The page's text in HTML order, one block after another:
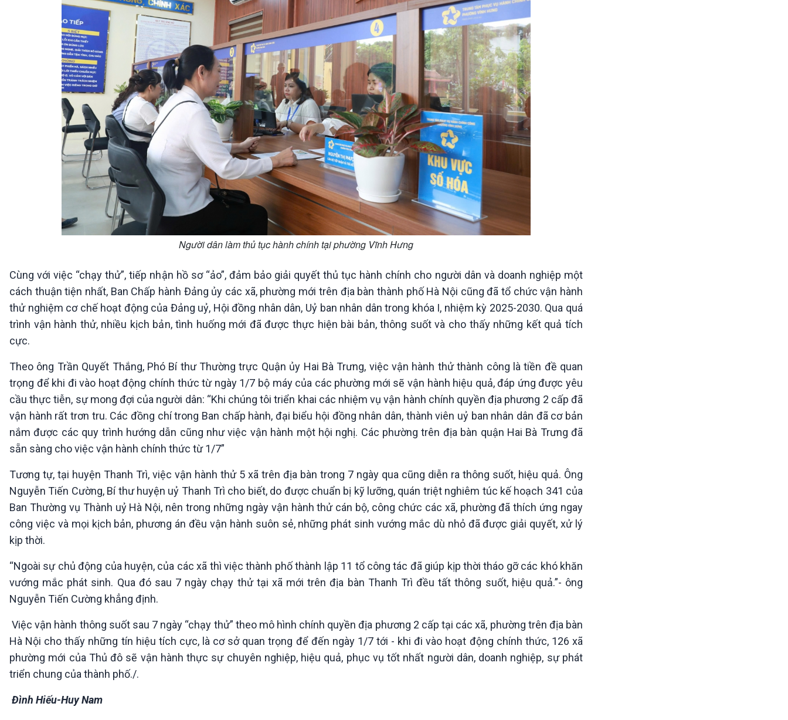
Người dân làm thủ tục hành chính tại phường Vĩnh Hưng
Cùng với việc “chạy thử”, tiếp nhận hồ sơ “ảo”, đảm bảo giải quyết thủ tục hành chính cho người dân và doanh nghiệp một
cách thuận tiện nhất, Ban Chấp hành Đảng ủy các xã, phường mới trên địa bàn thành phố Hà Nội cũng đã tổ chức vận hành
thử nghiệm cơ chế hoạt động của Đảng uỷ, Hội đồng nhân dân, Uỷ ban nhân dân trong khóa I, nhiệm kỳ 2025-2030. Qua quá
trình vận hành thử, nhiều kịch bản, tình huống mới đã được thực hiện bài bản, thông suốt và cho thấy những kết quả tích
cực.
Theo ông Trần Quyết Thắng, Phó Bí thư Thường trực Quận ủy Hai Bà Trưng, việc vận hành thử thành công là tiền đề quan
trọng để khi đi vào hoạt động chính thức từ ngày 1/7 bộ máy của các phường mới sẽ vận hành hiệu quả, đáp ứng được yêu
cầu thực tiễn, sự mong đợi của người dân: “Khi chúng tôi triển khai các nhiệm vụ vận hành chính quyền địa phương 2 cấp đã
vận hành rất trơn tru. Các đồng chí trong Ban chấp hành, đại biểu hội đồng nhân dân, thành viên uỷ ban nhân dân đã cơ bản
nắm được các quy trình hướng dẫn cũng như việc vận hành một hội nghị. Các phường trên địa bàn quận Hai Bà Trưng đã
sẵn sàng cho việc vận hành chính thức từ 1/7”
Tương tự, tại huyện Thanh Trì, việc vận hành thử 5 xã trên địa bàn trong 7 ngày qua cũng diễn ra thông suốt, hiệu quả. Ông
Nguyễn Tiến Cường, Bí thư huyện uỷ Thanh Trì cho biết, do được chuẩn bị kỹ lưỡng, quán triệt nghiêm túc kế hoạch 341 của
Ban Thường vụ Thành uỷ Hà Nội, nên trong những ngày vận hành thử cán bộ, công chức các xã, phường đã thích ứng ngay
công việc và mọi kịch bản, phương án đều vận hành suôn sẻ, những phát sinh vướng mắc dù nhỏ đã được giải quyết, xử lý
kịp thời.
“Ngoài sự chủ động của huyện, của các xã thì việc thành phố thành lập 11 tổ công tác đã giúp kịp thời tháo gỡ các khó khăn
vướng mắc phát sinh. Qua đó sau 7 ngày chạy thử tại xã mới trên địa bàn Thanh Trì đều tất thông suốt, hiệu quả.”- ông
Nguyễn Tiến Cường khẳng định.
Việc vận hành thông suốt sau 7 ngày “chạy thử” theo mô hình chính quyền địa phương 2 cấp tại các xã, phường trên địa bàn
Hà Nội cho thấy những tín hiệu tích cực, là cơ sở quan trọng để đến ngày 1/7 tới - khi đi vào hoạt động chính thức, 126 xã
phường mới của Thủ đô sẽ vận hành thực sự chuyên nghiệp, hiệu quả, phục vụ tốt nhất người dân, doanh nghiệp, sự phát
triển chung của thành phố./.
Đình Hiếu-Huy Nam